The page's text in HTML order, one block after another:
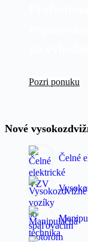
Pozri ponuku
Nové
Čelné